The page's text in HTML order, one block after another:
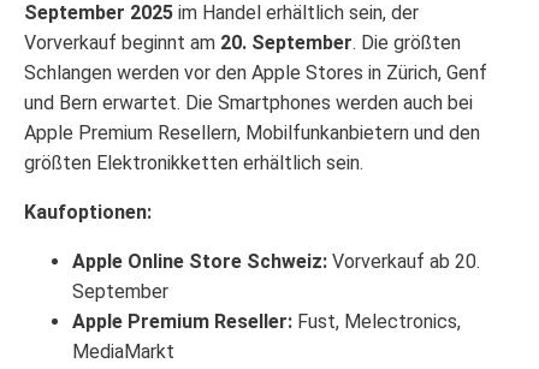
September 2025 im Handel erhältlich sein, der
Vorverkauf beginnt am 20. September. Die größten
Schlangen werden vor den Apple Stores in Zürich, Genf
und Bern erwartet. Die Smartphones werden auch bei
Apple Premium Resellern, Mobilfunkanbietern und den
größten Elektronikketten erhältlich sein.
Kaufoptionen:
Apple Online Store Schweiz: Vorverkauf ab 20.
September
Apple Premium Reseller: Fust, Melectronics,
MediaMarkt